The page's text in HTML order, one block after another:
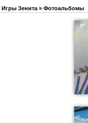
Игры Зенита » Фотоальбомы